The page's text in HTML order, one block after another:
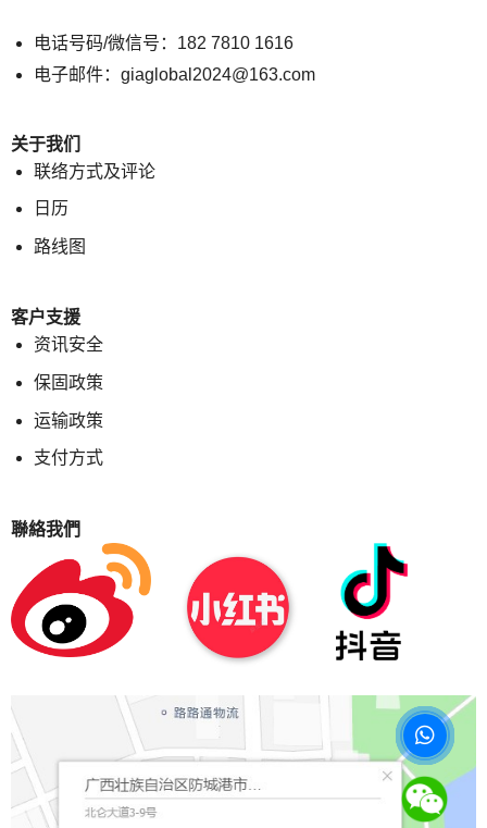
电话号码/微信号：182 7810 1616
电子邮件：giaglobal2024@163.com
关于我们
联络方式及评论
日历
路线图
客户支援
资讯安全
保固政策
运输政策
支付方式
聯絡我們